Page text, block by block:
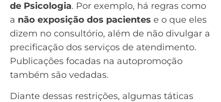
de Psicologia. Por exemplo, há regras como
a não exposição dos pacientes e o que eles
dizem no consultório, além de não divulgar a
precificação dos serviços de atendimento.
Publicações focadas na autopromoção
também são vedadas.
Diante dessas restrições, algumas táticas